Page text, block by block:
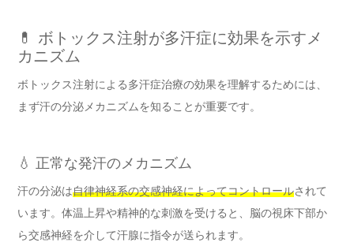
💊 ボトックス注射が多汗症に効果を示すメ
カニズム
ボトックス注射による多汗症治療の効果を理解するためには、
まず汗の分泌メカニズムを知ることが重要です。
💧 正常な発汗のメカニズム
汗の分泌は自律神経系の交感神経によってコントロールされて
います。体温上昇や精神的な刺激を受けると、脳の視床下部か
ら交感神経を介して汗腺に指令が送られます。